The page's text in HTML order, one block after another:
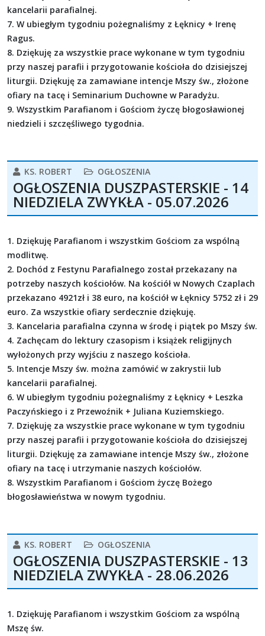
kancelarii parafialnej.
7. W ubiegłym tygodniu pożegnaliśmy z Łęknicy + Irenę
Ragus.
8. Dziękuję za wszystkie prace wykonane w tym tygodniu
przy naszej parafii i przygotowanie kościoła do dzisiejszej
liturgii. Dziękuję za zamawiane intencje Mszy św., złożone
ofiary na tacę i Seminarium Duchowne w Paradyżu.
9. Wszystkim Parafianom i Gościom życzę błogosławionej
niedzieli i szczęśliwego tygodnia.
KS. ROBERT OGŁOSZENIA
OGŁOSZENIA DUSZPASTERSKIE - 14
NIEDZIELA ZWYKŁA - 05.07.2026
1. Dziękuję Parafianom i wszystkim Gościom za wspólną
modlitwę.
2. Dochód z Festynu Parafialnego został przekazany na
potrzeby naszych kościołów. Na kościół w Nowych Czaplach
przekazano 4921zł i 38 euro, na kościół w Łęknicy 5752 zł i 29
euro. Za wszystkie ofiary serdecznie dziękuję.
3. Kancelaria parafialna czynna w środę i piątek po Mszy św.
4. Zachęcam do lektury czasopism i książek religijnych
wyłożonych przy wyjściu z naszego kościoła.
5. Intencje Mszy św. można zamówić w zakrystii lub
kancelarii parafialnej.
6. W ubiegłym tygodniu pożegnaliśmy z Łęknicy + Leszka
Paczyńskiego i z Przewoźnik + Juliana Kuziemskiego.
7. Dziękuję za wszystkie prace wykonane w tym tygodniu
przy naszej parafii i przygotowanie kościoła do dzisiejszej
liturgii. Dziękuję za zamawiane intencje Mszy św., złożone
ofiary na tacę i utrzymanie naszych kościołów.
8. Wszystkim Parafianom i Gościom życzę Bożego
błogosławieństwa w nowym tygodniu.
KS. ROBERT OGŁOSZENIA
OGŁOSZENIA DUSZPASTERSKIE - 13
NIEDZIELA ZWYKŁA - 28.06.2026
1. Dziękuję Parafianom i wszystkim Gościom za wspólną
Mszę św.